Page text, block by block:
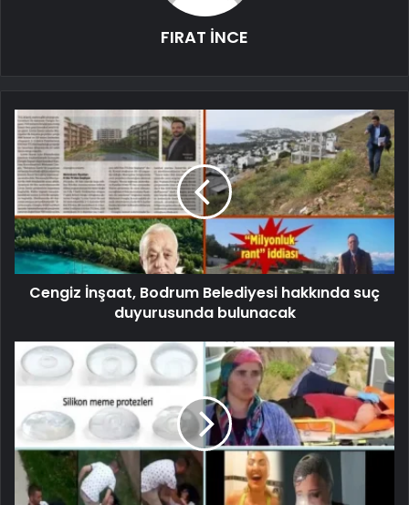
FIRAT İNCE
Cengiz İnşaat, Bodrum Belediyesi hakkında suç
duyurusunda bulunacak